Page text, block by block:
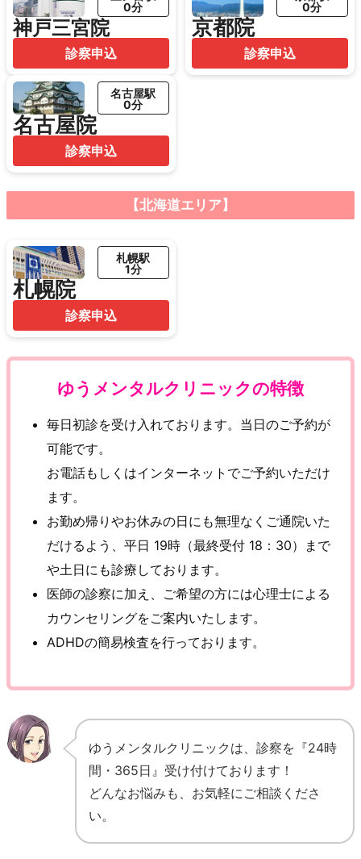
神戸三宮院
0分
診察申込
京都院
0分
診察申込
名古屋院
名古屋駅
0分
診察申込
【北海道エリア】
札幌院
札幌駅
1分
診察申込
ゆうメンタルクリニックの特徴
毎日初診を受け入れております。当日のご予約が
可能です。
お電話もしくはインターネットでご予約いただけ
ます。
お勤め帰りやお休みの日にも無理なくご通院いた
だけるよう、平日 19時（最終受付 18：30）まで
や土日にも診療しております。
医師の診察に加え、ご希望の方には心理士による
カウンセリングをご案内いたします。
ADHDの簡易検査を行っております。
ゆうメンタルクリニックは、診察を『24時
間・365日』受け付けております！
どんなお悩みも、お気軽にご相談くださ
い。